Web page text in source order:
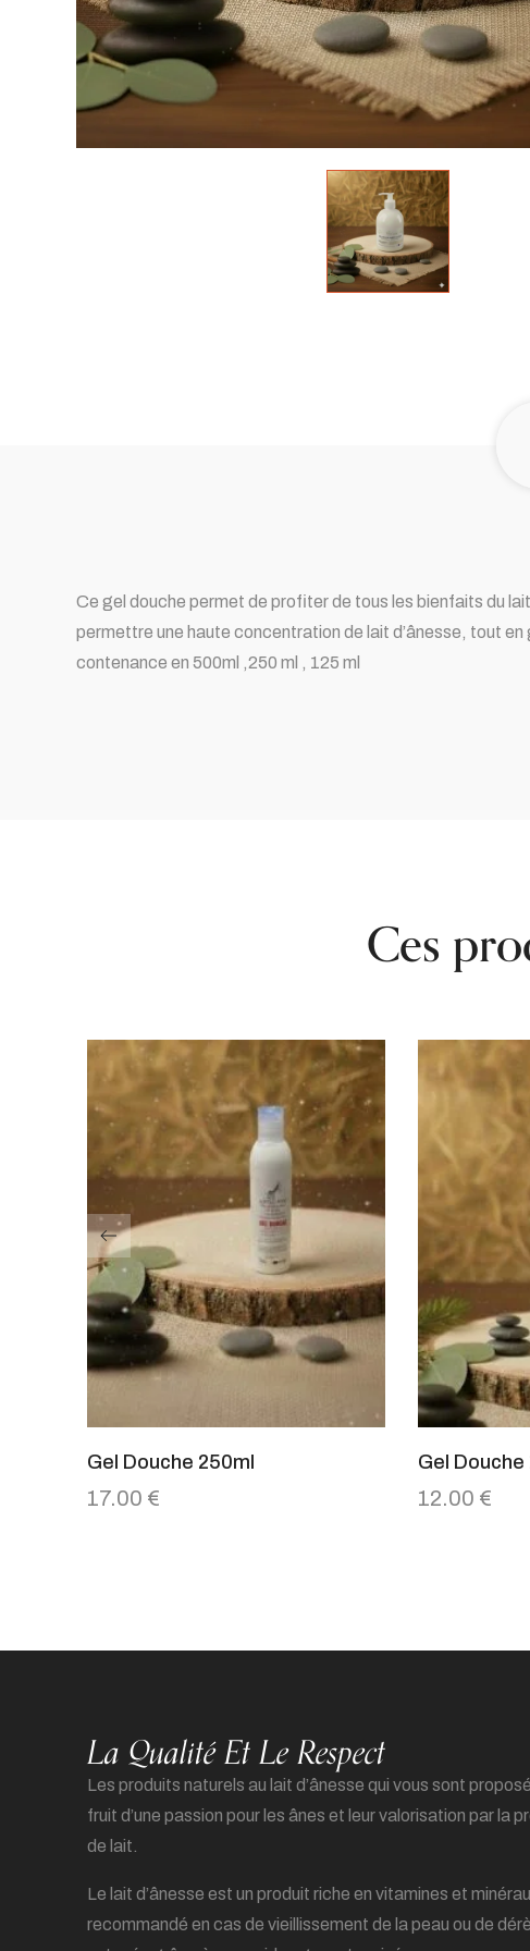
Ce gel douche permet de profiter de tous les bienfaits du
permettre une haute concentration de lait d’ânesse, tout
contenance en 500ml ,250 ml , 125 ml
Ces
Gel Douche 250ml
17.00 €
Gel Douche
12.00 €
La Qualité Et Le Respect
Les produits naturels au lait d’ânesse qui vous sont
fruit d’une passion pour les ânes et leur valorisation par la
de lait.
Le lait d’ânesse est un produit riche en vitamines et
recommandé en cas de vieillissement de la peau ou de